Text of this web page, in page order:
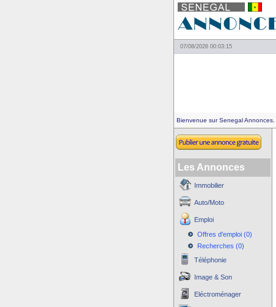
07/08/2026 00:03:15
Bienvenue sur Senegal Annonces.
Les Annonces
Immobilier
Auto/Moto
Emploi
Offres d'emploi (0)
Recherches (0)
Téléphonie
Image & Son
Eléctroménager